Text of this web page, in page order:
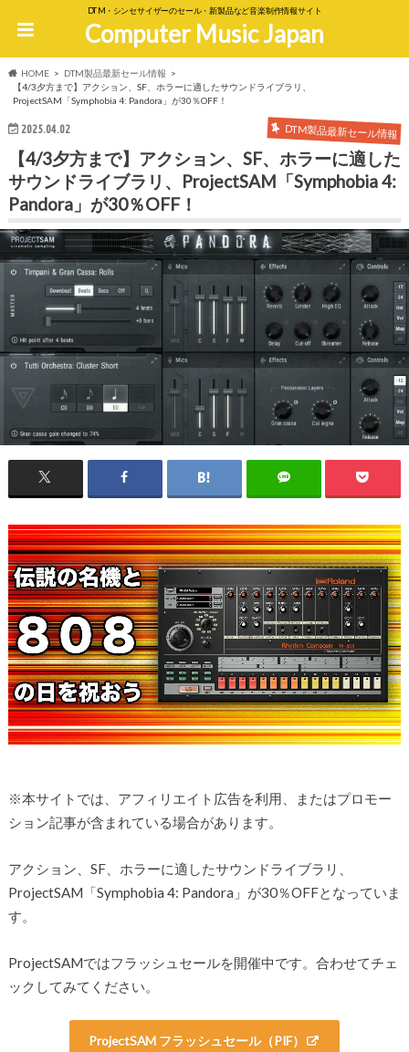
DTM・シンセサイザーのセール・新製品など音楽制作情報サイト
Computer Music Japan
HOME
DTM製品最新セール情報
【4/3夕方まで】アクション、SF、ホラーに適したサウンドライブラリ、
ProjectSAM「Symphobia 4: Pandora」が30％OFF！
2025.04.02 DTM製品最新セール情報
【4/3夕方まで】アクション、SF、ホラーに適した
サウンドライブラリ、ProjectSAM「Symphobia 4:
Pandora」が30％OFF！
※本サイトでは、アフィリエイト広告を利用、またはプロモー
ション記事が含まれている場合があります。
アクション、SF、ホラーに適したサウンドライブラリ、
ProjectSAM「Symphobia 4: Pandora」が30％OFFとなっていま
す。
ProjectSAMではフラッシュセールを開催中です。合わせてチェ
ックしてみてください。
ProjectSAM フラッシュセール（PIF）